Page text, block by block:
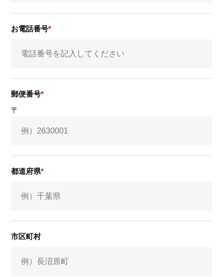
お電話番号
郵便番号
〒
都道府県
市区町村